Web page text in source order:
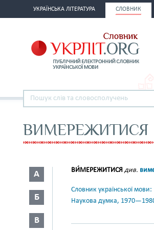
УКРАЇНСЬКА ЛІТЕРАТУРА СЛОВНИК
ВИМЕРЕЖИТИСЯ
А
Б
В
ВИ́МЕРЕЖИТИСЯ див.
Словник української
Наукова думка,